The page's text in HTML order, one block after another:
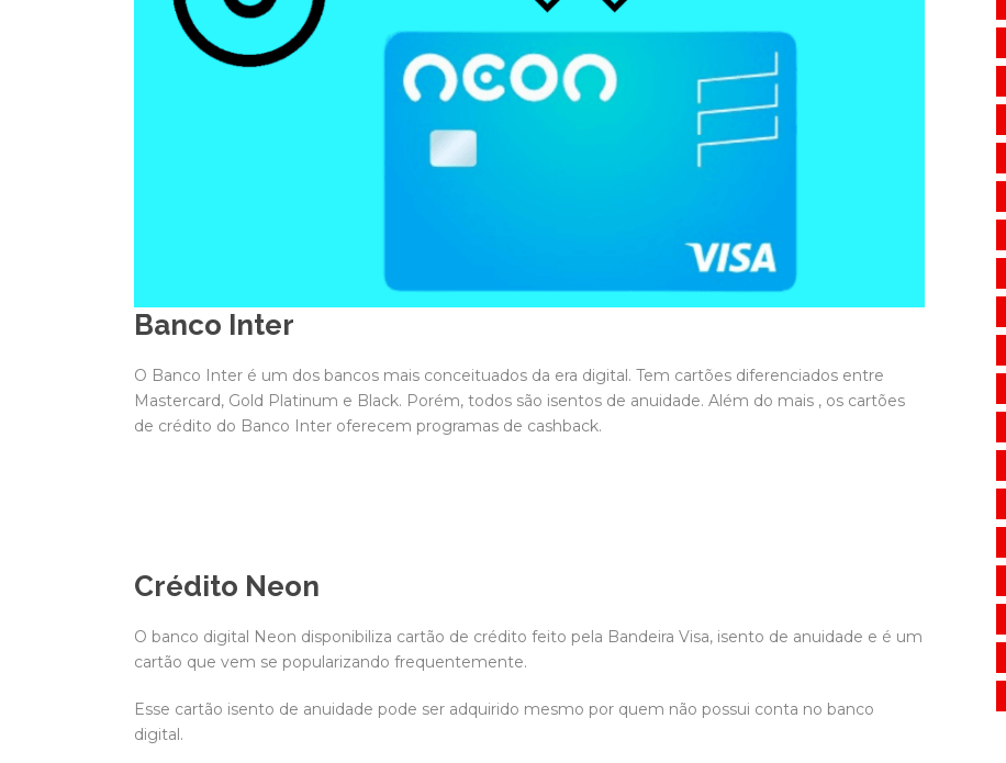
Banco Inter
O Banco Inter é um dos bancos mais conceituados da era digital. Tem cartões diferenciados entre
Mastercard, Gold Platinum e Black. Porém, todos são isentos de anuidade. Além do mais , os cartões
de crédito do Banco Inter oferecem programas de cashback.
Crédito Neon
O banco digital Neon disponibiliza cartão de crédito feito pela Bandeira Visa, isento de anuidade e é um
cartão que vem se popularizando frequentemente.
Esse cartão isento de anuidade pode ser adquirido mesmo por quem não possui conta no banco
digital.